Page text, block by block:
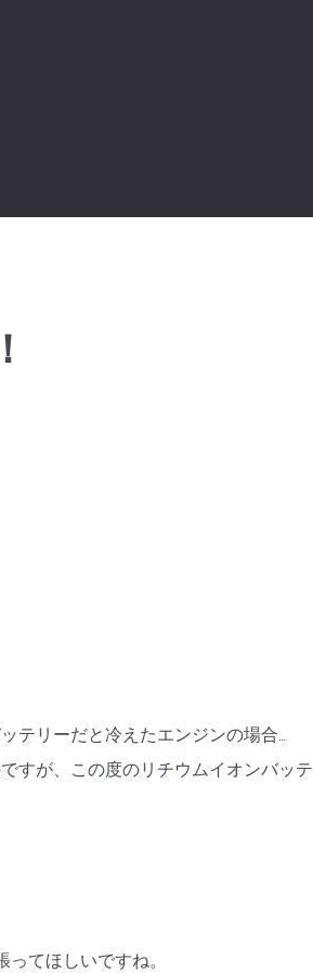
テリーだと冷えたエンジンの場合…
すが、この度のリチウムイオンバッテ
てほしいですね。